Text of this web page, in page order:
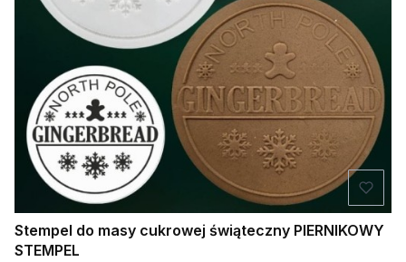
Stempel do masy cukrowej świąteczny PIERNIKOWY
STEMPEL